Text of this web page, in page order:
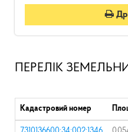
ПЕРЕЛІК
Кадастровий номер